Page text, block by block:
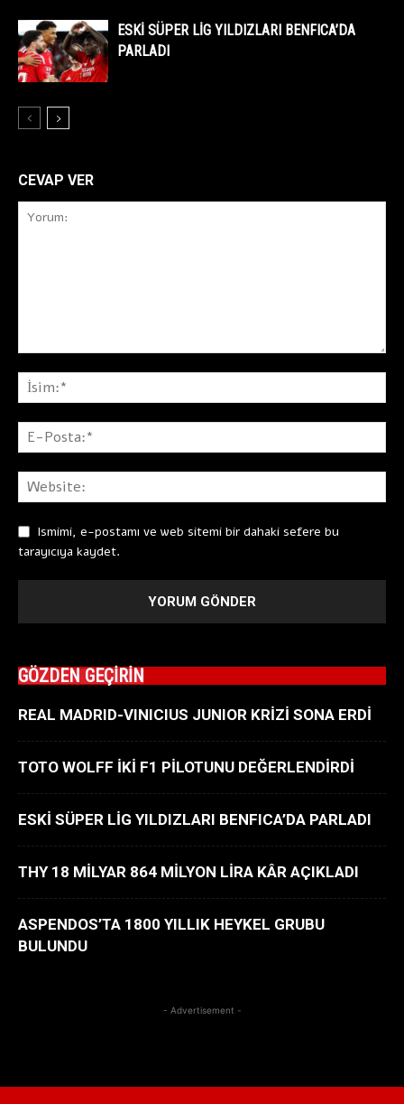
ESKİ SÜPER LİG YILDIZLARI BENFICA’DA
PARLADI
CEVAP VER
Ismimi, e-postamı ve web sitemi bir dahaki sefere bu
tarayıcıya kaydet.
GÖZDEN GEÇİRİN
REAL MADRID-VINICIUS JUNIOR KRİZİ SONA ERDİ
TOTO WOLFF İKİ F1 PİLOTUNU DEĞERLENDİRDİ
ESKİ SÜPER LİG YILDIZLARI BENFICA’DA PARLADI
THY 18 MİLYAR 864 MİLYON LİRA KÂR AÇIKLADI
ASPENDOS’TA 1800 YILLIK HEYKEL GRUBU
BULUNDU
- Advertisement -